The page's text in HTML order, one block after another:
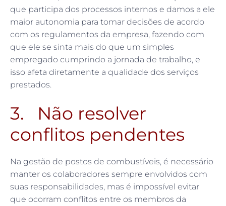
que participa dos processos internos e damos a ele
maior autonomia para tomar decisões de acordo
com os regulamentos da empresa, fazendo com
que ele se sinta mais do que um simples
empregado cumprindo a jornada de trabalho, e
isso afeta diretamente a qualidade dos serviços
prestados.
3. Não resolver
conflitos pendentes
Na gestão de postos de combustíveis, é necessário
manter os colaboradores sempre envolvidos com
suas responsabilidades, mas é impossível evitar
que ocorram conflitos entre os membros da